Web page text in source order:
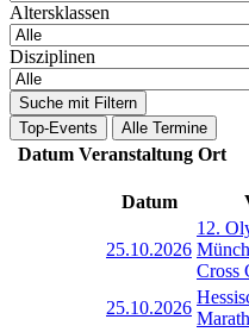
Altersklassen
Disziplinen
Suche mit Filtern
Top-Events
Alle Termine
Datum Veranstaltung Ort
Datum
25.10.2026
12.
Cross
25.10.2026